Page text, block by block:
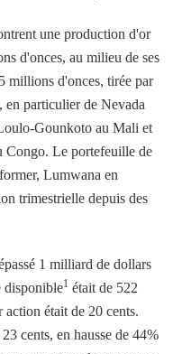
une production d'or
d'onces, au milieu de ses
millions d'onces, tirée par
en particulier de Nevada
Gounkoto au Mali et
Congo. Le portefeuille de
Lumwana en
trimestrielle depuis des
1 milliard de dollars
disponible1 était de 522
était de 20 cents.
cents, en hausse de 44%